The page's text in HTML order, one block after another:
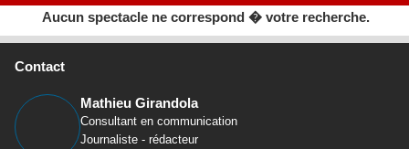
LE CLUB
Aucun spectacle ne correspond � votre recherche.
Contact
Mathieu Girandola
Consultant en communication
Journaliste - rédacteur